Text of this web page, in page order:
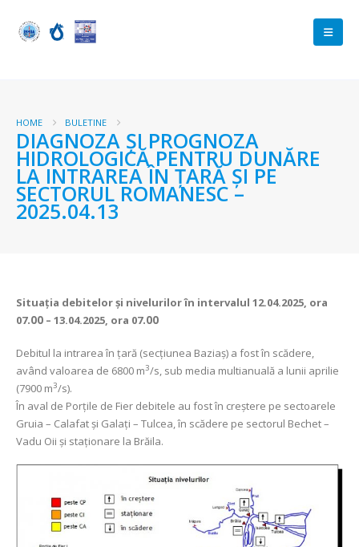
HOME BULETINE
DIAGNOZA ŞI PROGNOZA
HIDROLOGICĂ PENTRU DUNĂRE
LA INTRAREA ÎN ŢARĂ ŞI PE
SECTORUL ROMANESC –
2025.04.13
Situaţia debitelor şi nivelurilorîn intervalul 12.04.2025, ora
07.00 – 13.04.2025, ora 07.00
Debitul la intrarea în ţară (secţiunea Baziaş) a fost în scădere,
având valoarea de 6800 m3/s, sub media multianuală a lunii aprilie
(7900 m3/s).
În aval de Porţile de Fier debitele au fost în creştere pe sectoarele
Gruia – Calafat și Galați – Tulcea, în scădere pe sectorul Bechet –
Vadu Oii şi staționare la Brăila.